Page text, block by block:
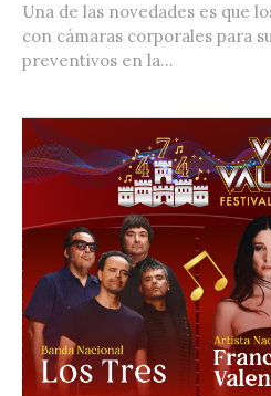
Una de las novedades es que
con cámaras corporales para
preventivos en la...